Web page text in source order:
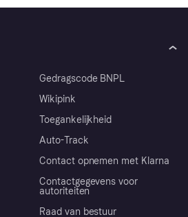
Gedragscode BNPL
Wikipink
Toegankelijkheid
Auto-Track
Contact opnemen met Klarna
Contactgegevens voor
autoriteiten
Raad van bestuur